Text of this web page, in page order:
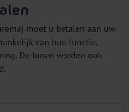
c
moet u betalen aan uw
van hun functie,
De lonen worden ook